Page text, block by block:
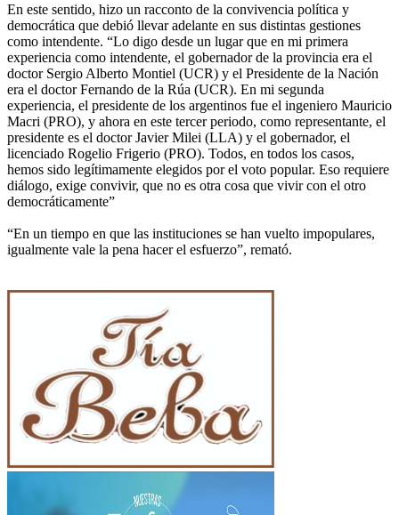
En este sentido, hizo un racconto de la convivencia política y
democrática que debió llevar adelante en sus distintas gestiones
como intendente. “Lo digo desde un lugar que en mi primera
experiencia como intendente, el gobernador de la provincia era el
doctor Sergio Alberto Montiel (UCR) y el Presidente de la Nación
era el doctor Fernando de la Rúa (UCR). En mi segunda
experiencia, el presidente de los argentinos fue el ingeniero Mauricio
Macri (PRO), y ahora en este tercer periodo, como representante, el
presidente es el doctor Javier Milei (LLA) y el gobernador, el
licenciado Rogelio Frigerio (PRO). Todos, en todos los casos,
hemos sido legítimamente elegidos por el voto popular. Eso requiere
diálogo, exige convivir, que no es otra cosa que vivir con el otro
democráticamente”
“En un tiempo en que las instituciones se han vuelto impopulares,
igualmente vale la pena hacer el esfuerzo”, remató.